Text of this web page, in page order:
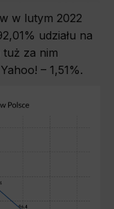
w lutym 2022
udziału na
za nim
– 1,51%.